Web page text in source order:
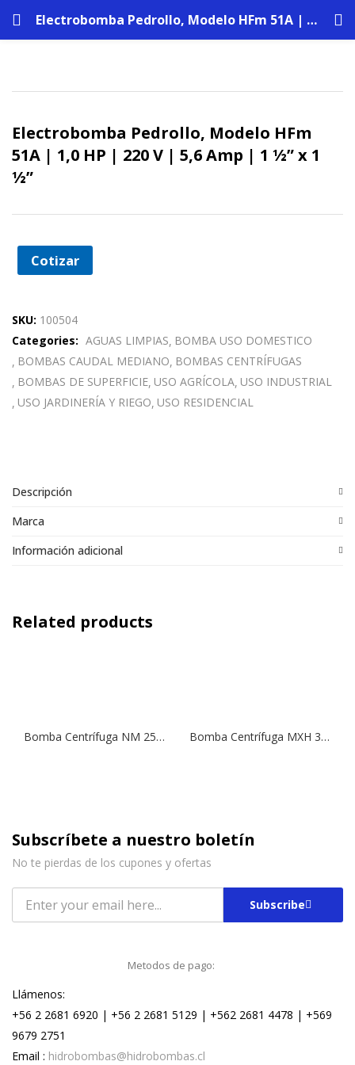
Electrobomba Pedrollo, Modelo HFm 51A | 1,0 HP | 220 V | 5,6 Amp | 1 ½” x 1 ½”
Electrobomba Pedrollo, Modelo HFm
51A | 1,0 HP | 220 V | 5,6 Amp | 1 ½” x 1
½”
Cotizar
SKU: 100504
Categories: AGUAS LIMPIAS BOMBA USO DOMESTICO
BOMBAS CAUDAL MEDIANO BOMBAS CENTRÍFUGAS
BOMBAS DE SUPERFICIE USO AGRÍCOLA USO INDUSTRIAL
USO JARDINERÍA Y RIEGO USO RESIDENCIAL
Descripción
Marca
Información adicional
Related products
Bomba Centrífuga NM 25/20S | 5,5 HP | 380 V. Bomba Centrífuga MXH 3202 | 5,5 HP | 380 V.
Subscríbete a nuestro boletín
No te pierdas de los cupones y ofertas
Subscribe
Metodos de pago:
Llámenos:
+56 2 2681 6920 | +56 2 2681 5129 | +562 2681 4478 | +569
9679 2751
Email : hidrobombas@hidrobombas.cl